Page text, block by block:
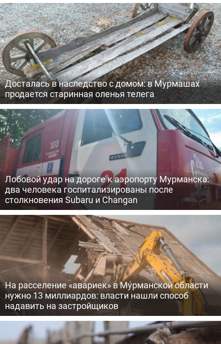
Досталась в наследство с домом: в Мурмашах
продается старинная оленья телега
Лобовой удар на дороге к аэропорту Мурманска:
два человека госпитализированы после
столкновения Subaru и Changan
На расселение «авариек» в Мурманской области
нужно 13 миллиардов: власти нашли способ
надавить на застройщиков